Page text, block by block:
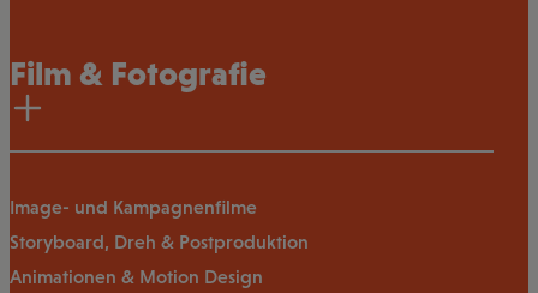
Film & Fotografie
Image- und Kampagnenfilme
Storyboard, Dreh & Postproduktion
Animationen & Motion Design